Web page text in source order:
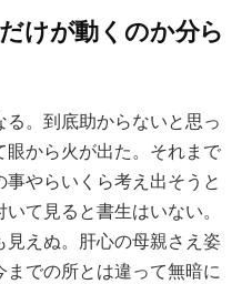
けが動くのか分ら
。到底助からないと思っ
から火が出た。それまで
やらいくら考え出そうと
て見ると書生はいない。
えぬ。肝心の母親さえ姿
での所とは違って無暗に